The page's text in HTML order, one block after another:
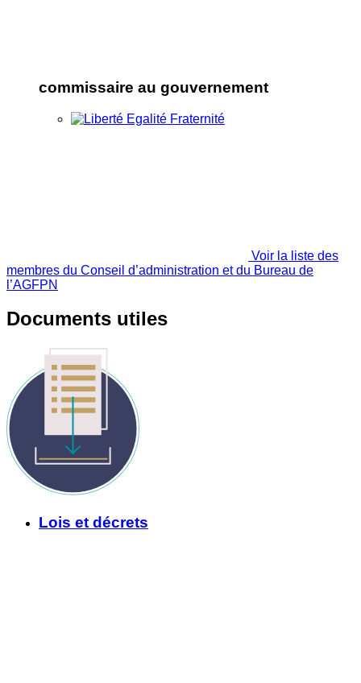
commissaire au gouvernement
Voir la liste des
membres du Conseil d’administration et du Bureau de
l’AGFPN
Documents utiles
Lois et décrets